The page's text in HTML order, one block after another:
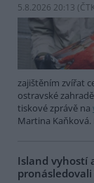
5.8.2026 20:13 (
zajištěním zvířat
ostravské
tiskové zprávě na
Martina Kaňková.
Island vyhostí